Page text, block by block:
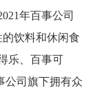
年百事公司
饮料和休闲食
乐、百事可
公司旗下拥有众